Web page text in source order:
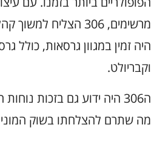
מרשימים, 306 הצליח
היה זמין במגוון גרסאות, כולל
וקבריולט.
ה306 היה ידוע גם בזכות
מה שתרם להצלחתו בשוק